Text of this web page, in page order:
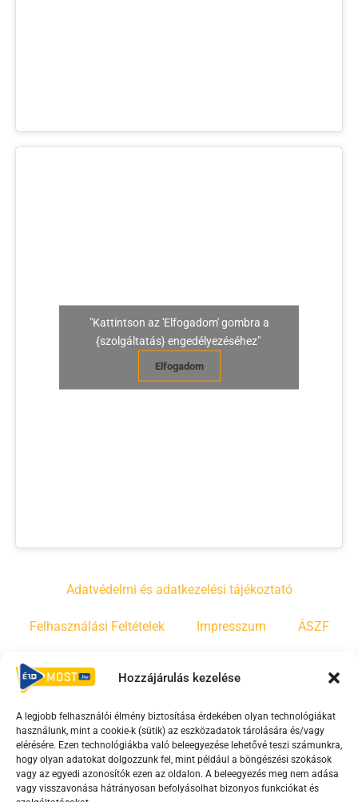
Hozzájárulás kezelése
A legjobb felhasználói élmény biztosítása érdekében olyan technológiákat
használunk, mint a cookie-k (sütik) az eszközadatok tárolására és/vagy
elérésére. Ezen technológiákba való beleegyezése lehetővé teszi számunkra,
hogy olyan adatokat dolgozzunk fel, mint például a böngészési szokások
vagy az egyedi azonosítók ezen az oldalon. A beleegyezés meg nem adása
vagy visszavonása hátrányosan befolyásolhat bizonyos funkciókat és
"Kattintson az 'Elfogadom' gombra a
{szolgáltatás} engedélyezéséhez"
Elfogadom
Adatvédelmi és adatkezelési tájékoztató
Felhasználási Feltételek Impresszum ÁSZF
Irányelvek
F
a
c
e
Y
o
u
t
T
i
k
t